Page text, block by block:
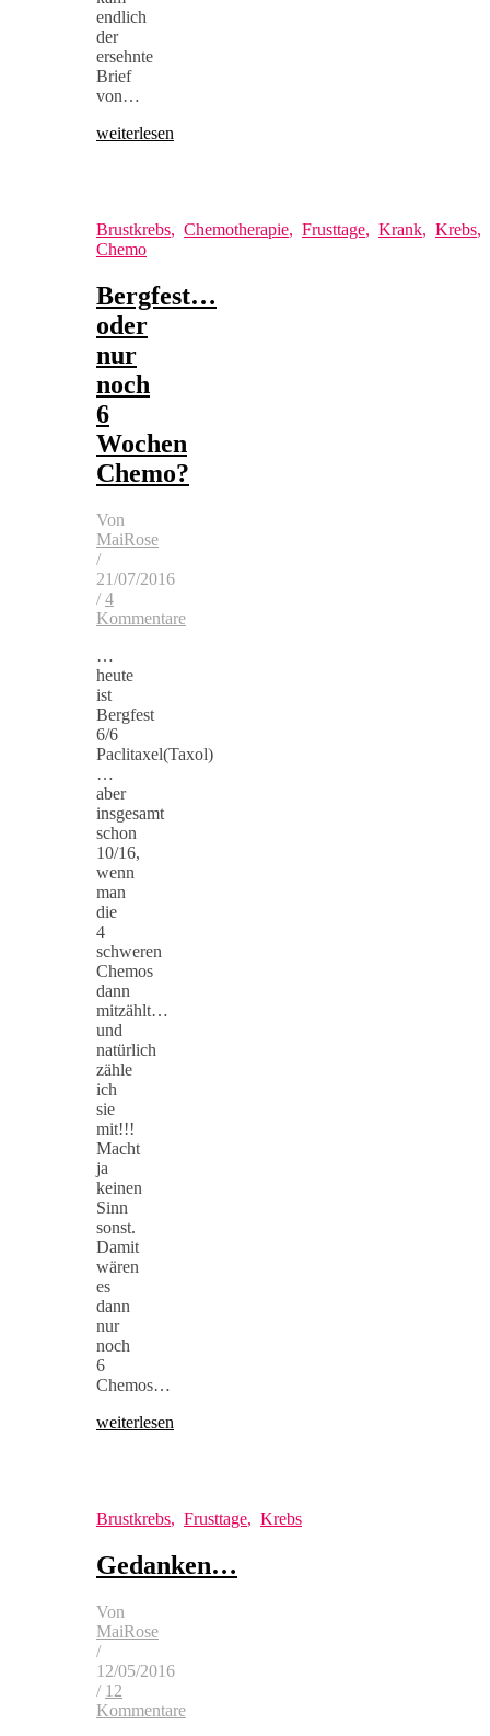
endlich
der
ersehnte
Brief
von…
weiterlesen
Brustkrebs, Chemotherapie, Frusttage, Krank, Krebs,
Chemo
Bergfest…
oder
nur
noch
6
Wochen
Chemo?
Von
MaiRose
/
21/07/2016
/ 4
Kommentare
…
heute
ist
Bergfest
6/6
Paclitaxel(Taxol)
…
aber
insgesamt
schon
10/16,
wenn
man
die
4
schweren
Chemos
dann
mitzählt…
und
natürlich
zähle
ich
sie
mit!!!
Macht
ja
keinen
Sinn
sonst.
Damit
wären
es
dann
nur
noch
6
Chemos…
weiterlesen
Brustkrebs, Frusttage, Krebs
Gedanken…
Von
MaiRose
/
12/05/2016
/ 12
Kommentare